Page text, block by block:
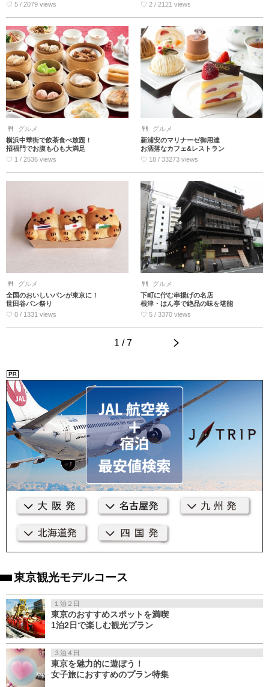
♡ 5 / 2079 views ♡ 2 / 2121 views
グルメ
横浜中華街で飲茶食べ放題！
招福門でお腹も心も大満足
♡ 1 / 2536 views
グルメ
新浦安のマリナーゼ御用達
お洒落なカフェ&レストラン
♡ 18 / 33273 views
グルメ
全国のおいしいパンが東京に！
世田谷パン祭り
♡ 0 / 1331 views
グルメ
下町に佇む串揚げの名店
根津・はん亭で絶品の味を堪能
♡ 5 / 3370 views
1 / 7
東京観光モデルコース
１泊２日
東京のおすすめスポットを満喫
1泊2日で楽しむ観光プラン
３泊４日
東京を魅力的に遊ぼう！
女子旅におすすめのプラン特集